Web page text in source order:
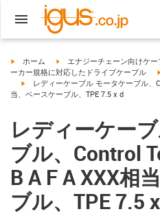
igus-icon-arrow-right
ホーム igus-icon-arrow-right
エナジーチェーン向けケー
ーカー規格に対応したドライブケーブル
igus-icon-arrow-right
レディーケーブル モータケーブル、
当、ベースケーブル、TPE 7.5 x d
レディーケー
ブル、Control
B A F A XXX相
ブル、TPE 7.5